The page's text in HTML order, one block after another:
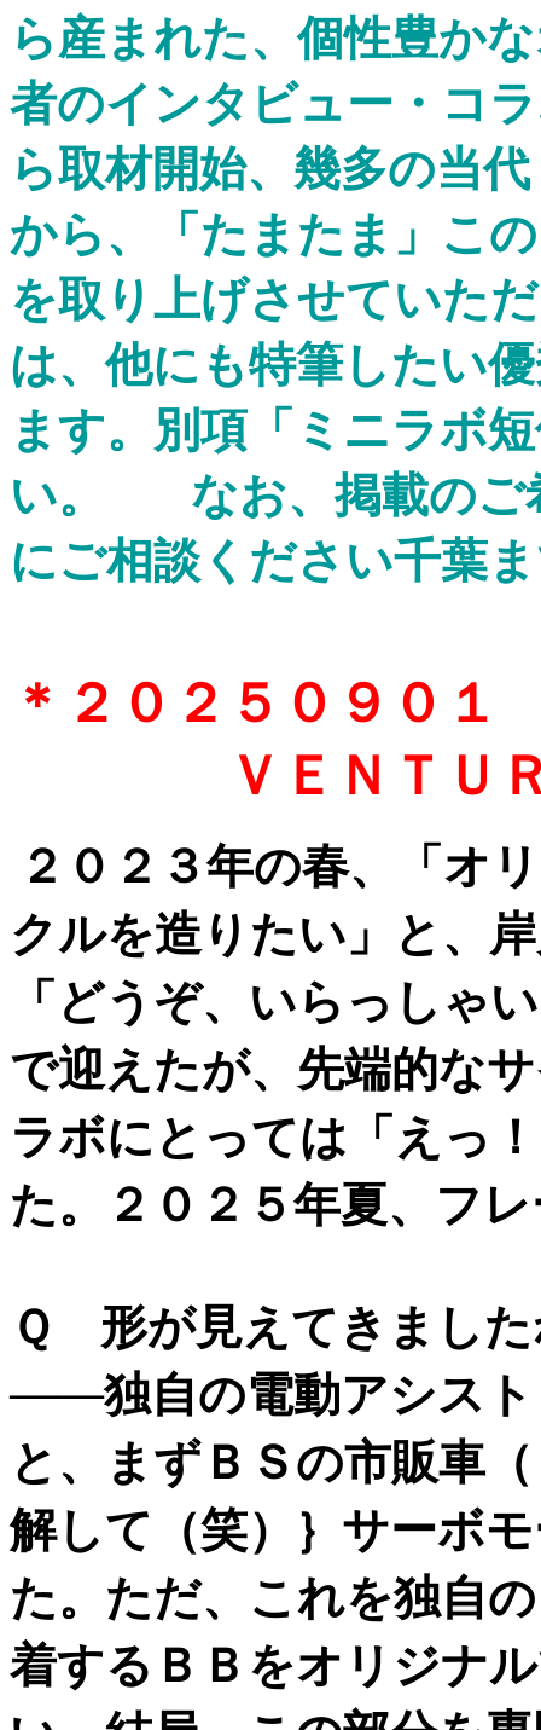
ら産まれた、個性豊か
者のインタビュー・コ
ら取材開始、幾多の当
から、「たまたま」こ
を取り上げさせていた
は、他にも特筆したい
ます。別項「ミニラボ
い。
なお、掲載の
にご相談ください千葉
＊２０２５０９０１
ＶＥＮＴＵＲＥ
２０２３年の春、「オ
クルを造りたい」と、
「どうぞ、いらっしゃ
で迎えたが、先端的な
ラボにとっては「えっ
た。
２０２５年夏、フ
Ｑ 形が見えてきまし
――独自の電動アシスト
と、まずＢＳの市販車
解して（笑）｝サーボ
た。ただ、これを独自
着するＢＢをオリジナ